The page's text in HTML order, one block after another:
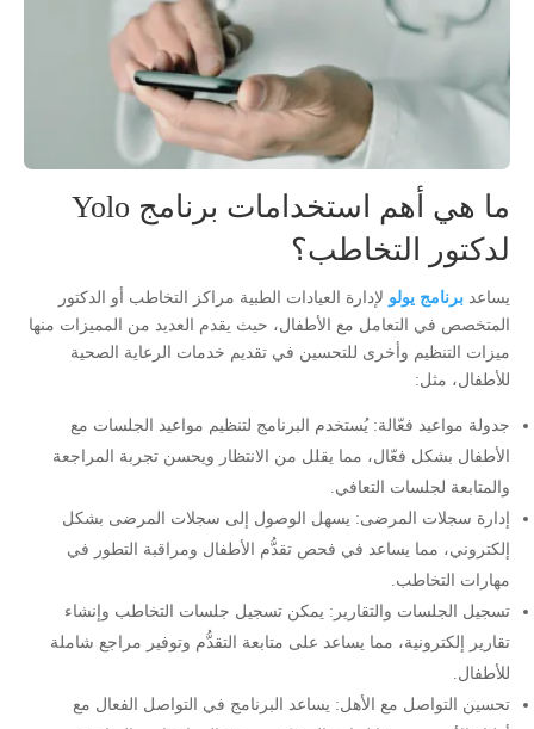
ما هي أهم استخدامات برنامج Yolo
لدكتور التخاطب؟
يساعد برنامج يولو لإدارة العيادات الطبية مراكز التخاطب أو الدكتور
المتخصص في التعامل مع الأطفال، حيث يقدم العديد من المميزات منها
ميزات التنظيم وأخرى للتحسين في تقديم خدمات الرعاية الصحية
للأطفال، مثل:
جدولة مواعيد فعّالة: يُستخدم البرنامج لتنظيم مواعيد الجلسات مع
الأطفال بشكل فعّال، مما يقلل من الانتظار ويحسن تجربة المراجعة
والمتابعة لجلسات التعافي.
إدارة سجلات المرضى: يسهل الوصول إلى سجلات المرضى بشكل
إلكتروني، مما يساعد في فحص تقدُّم الأطفال ومراقبة التطور في
مهارات التخاطب.
تسجيل الجلسات والتقارير: يمكن تسجيل جلسات التخاطب وإنشاء
تقارير إلكترونية، مما يساعد على متابعة التقدُّم وتوفير مراجع شاملة
للأطفال.
تحسين التواصل مع الأهل: يساعد البرنامج في التواصل الفعال مع